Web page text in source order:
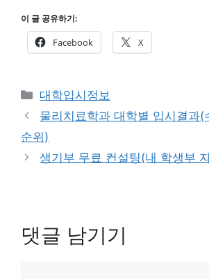
이 글 공유하기:
Facebook X
카
테
리
대학입시정보
물리치료학과 대학별 입시결과(
순위)
생기부 무료 컨설팅(내 학생부
댓글 남기기